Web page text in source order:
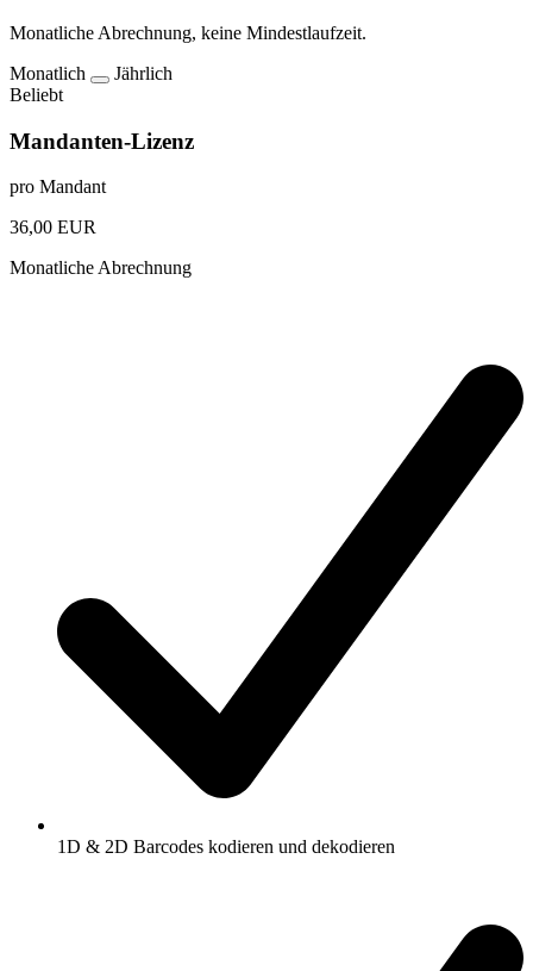
Monatliche Abrechnung, keine Mindestlaufzeit.
Monatlich
Jährlich
Beliebt
Mandanten-Lizenz
pro Mandant
36,00 EUR
Monatliche Abrechnung
1D & 2D Barcodes kodieren und dekodieren